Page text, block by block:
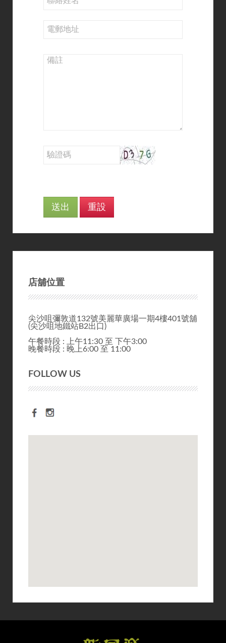
店舖位置
尖沙咀彌敦道132號美麗華廣場一期4樓401號舖
(尖沙咀地鐵站B2出口)
午餐時段 : 上午11:30 至 下午3:00
晚餐時段 : 晚上6:00 至 11:00
FOLLOW US